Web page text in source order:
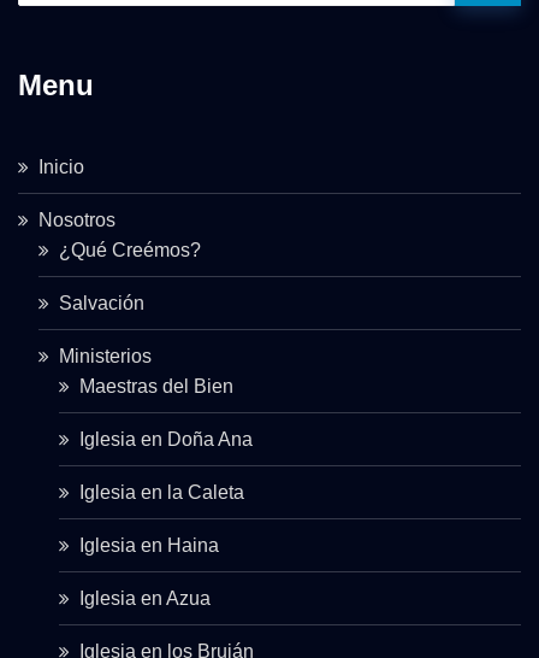
Menu
Inicio
Nosotros
¿Qué Creémos?
Salvación
Ministerios
Maestras del Bien
Iglesia en Doña Ana
Iglesia en la Caleta
Iglesia en Haina
Iglesia en Azua
Iglesia en los Bruján